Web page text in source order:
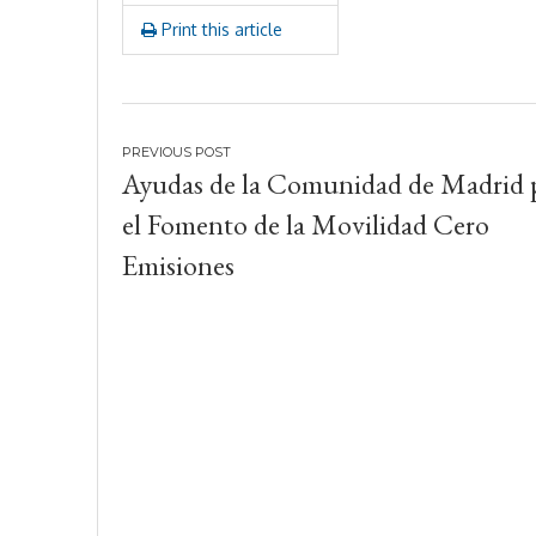
2
0
Print this article
Navegación
de
entradas
Ayudas de la Comunidad de Madrid
el Fomento de la Movilidad Cero
Emisiones